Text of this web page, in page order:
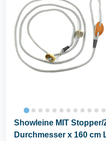
Showleine MIT
Durchmesser x 160 cm